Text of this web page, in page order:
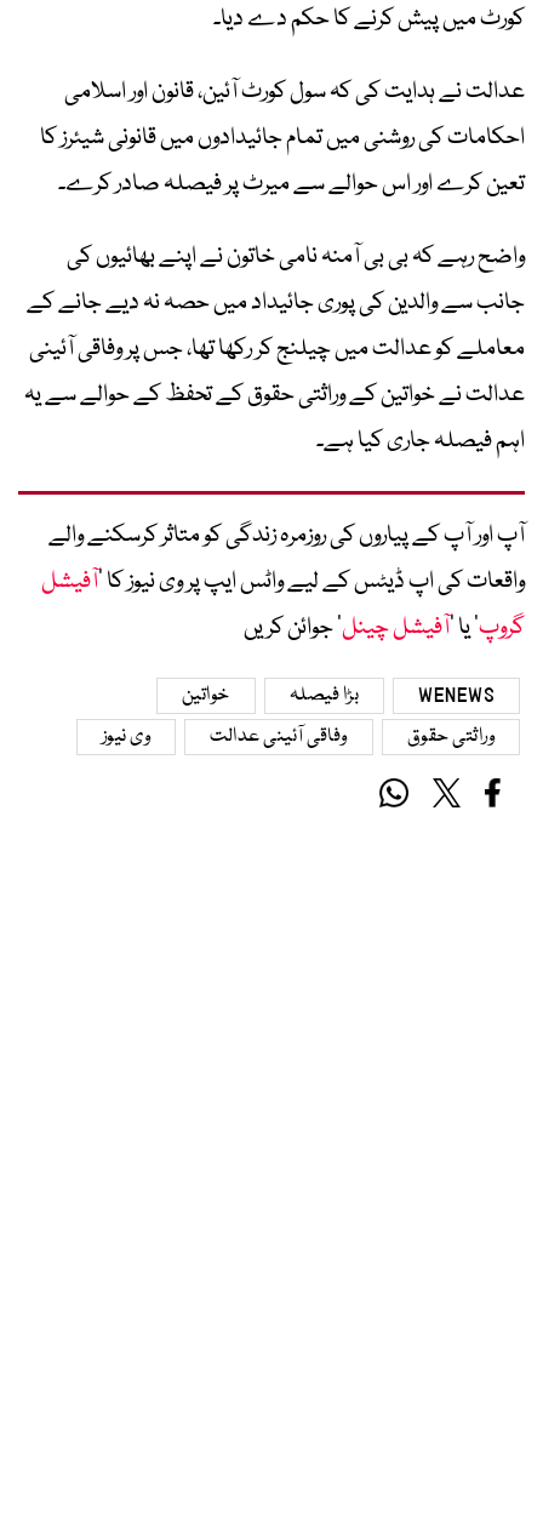
کورٹ میں پیش کرنے کا حکم دے دیا۔
عدالت نے ہدایت کی کہ سول کورٹ آئین، قانون اور اسلامی
احکامات کی روشنی میں تمام جائیدادوں میں قانونی شیئرز کا
تعین کرے اور اس حوالے سے میرٹ پر فیصلہ صادر کرے۔
واضح رہے کہ بی بی آمنہ نامی خاتون نے اپنے بھائیوں کی
جانب سے والدین کی پوری جائیداد میں حصہ نہ دیے جانے کے
معاملے کو عدالت میں چیلنج کر رکھا تھا، جس پر وفاقی آئینی
عدالت نے خواتین کے وراثتی حقوق کے تحفظ کے حوالے سے یہ
اہم فیصلہ جاری کیا ہے۔
آپ اور آپ کے پیاروں کی روزمرہ زندگی کو متاثر کرسکنے والے
واقعات کی اپ ڈیٹس کے لیے واٹس ایپ پر وی نیوز کا ’آفیشل
گروپ‘ یا ’آفیشل چینل‘ جوائن کریں
WENEWS بڑا فیصلہ
خواتین
وراثتی حقوق
وفاقی آئینی عدالت وی نیوز